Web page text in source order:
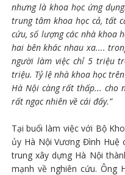
nhưng là khoa học ứng
trung tâm khoa học cả, tất
cứu, số lượng các nhà khoa
hai bên khác nhau xa....
người làm việc chỉ 5 triệu
triệu. Tỷ lệ nhà khoa học
Hà Nội càng rất thấp... cho
rất ngạc nhiên về cái đấy.”
Tại buổi làm việc với Bộ
ủy Hà Nội Vương Đình Huệ
trung xây dựng Hà Nội
mạnh về nghiên cứu. Ông